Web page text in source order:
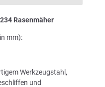
Rasenmäher
mm):
Werkzeugstahl,
und